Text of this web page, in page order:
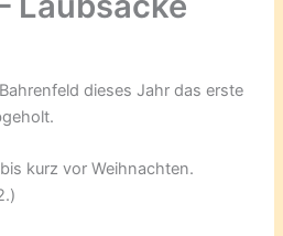
dieses Jahr das erste
kurz vor Weihnachten.